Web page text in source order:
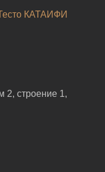
КАТАИФИ
2, строение 1,